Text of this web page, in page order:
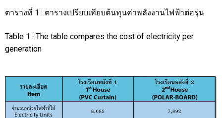
ตารางที่ 1 : ตารางเปรียบเทียบต้นทุนค่าพลังงานไฟฟ้าต่อรุ่น
Table 1 : The table compares the cost of electricity per
generation